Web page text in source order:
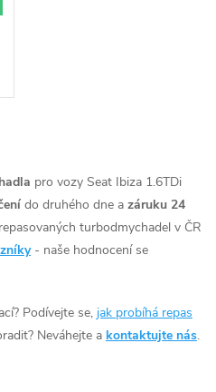
pro vozy Seat Ibiza 1.6TDi
do druhého dne a záruku 24
turbodmychadel v ČR
- naše hodnocení se
Podívejte se, jak probíhá repas
Neváhejte a kontaktujte nás.